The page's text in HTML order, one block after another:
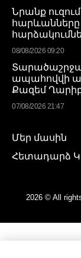
Նրանք
08/08/2026 09:20
ապահովվի
Քազեմ
07/08/2026 21:47
Մեր մասին
Հետադարձ
2026 © All